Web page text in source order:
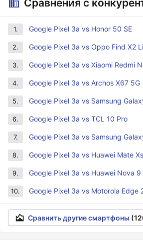
Сравнения с
1. Google Pixel 3a vs Honor 50 SE
2. Google Pixel 3a vs Oppo Find X2
3. Google Pixel 3a vs Xiaomi Redmi
4. Google Pixel 3a vs Archos X67 5G
5. Google Pixel 3a vs Samsung
6. Google Pixel 3a vs TCL 10 Pro
7. Google Pixel 3a vs Samsung
8. Google Pixel 3a vs Huawei Mate
9. Google Pixel 3a vs Huawei Nova 9
10. Google Pixel 3a vs Motorola Edge
Сравнить другие смартфоны